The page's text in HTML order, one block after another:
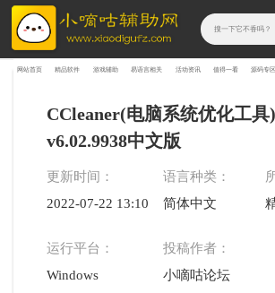
网站首页 精品软件 游戏辅助 易语言相关 活动资讯 值得一看 源码专区
CCleaner(电脑系统优化工具)
v6.02.9938中文版
更新时间：
2022-07-22 13:10:21
语言种类：
简体中文
运行平台：
Windows
投稿作者：
小嘀咕论坛